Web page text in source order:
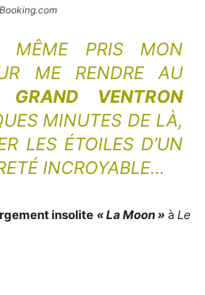
Booking.com
MÊME PRIS MON
ME RENDRE AU
GRAND VENTRON
MINUTES DE LÀ,
LES ÉTOILES D’UN
INCROYABLE…
insolite « La Moon » à Le